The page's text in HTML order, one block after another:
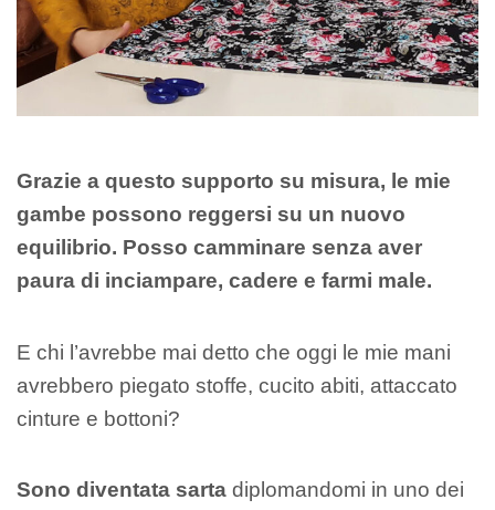
Grazie a questo supporto su misura, le mie
gambe possono reggersi su un nuovo
equilibrio. Posso camminare senza aver
paura di inciampare, cadere e farmi male.
E chi l’avrebbe mai detto che oggi le mie mani
avrebbero piegato stoffe, cucito abiti, attaccato
cinture e bottoni?
Sono diventata sarta diplomandomi in uno dei